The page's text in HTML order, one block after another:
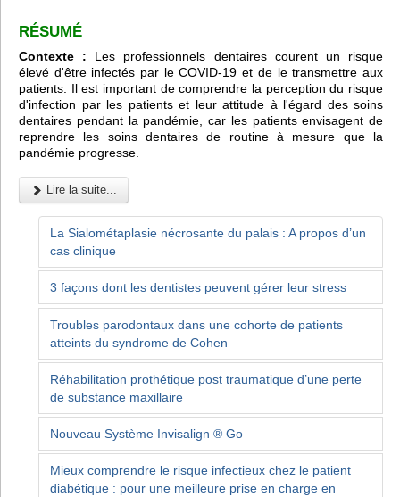
RÉSUMÉ
Contexte : Les professionnels dentaires courent un risque
élevé d'être infectés par le COVID-19 et de le transmettre aux
patients. Il est important de comprendre la perception du risque
d'infection par les patients et leur attitude à l'égard des soins
dentaires pendant la pandémie, car les patients envisagent de
reprendre les soins dentaires de routine à mesure que la
pandémie progresse.
Lire la suite...
La Sialométaplasie nécrosante du palais : A propos d’un
cas clinique
3 façons dont les dentistes peuvent gérer leur stress
Troubles parodontaux dans une cohorte de patients
atteints du syndrome de Cohen
Réhabilitation prothétique post traumatique d’une perte
de substance maxillaire
Nouveau Système Invisalign ® Go
Mieux comprendre le risque infectieux chez le patient
diabétique : pour une meilleure prise en charge en